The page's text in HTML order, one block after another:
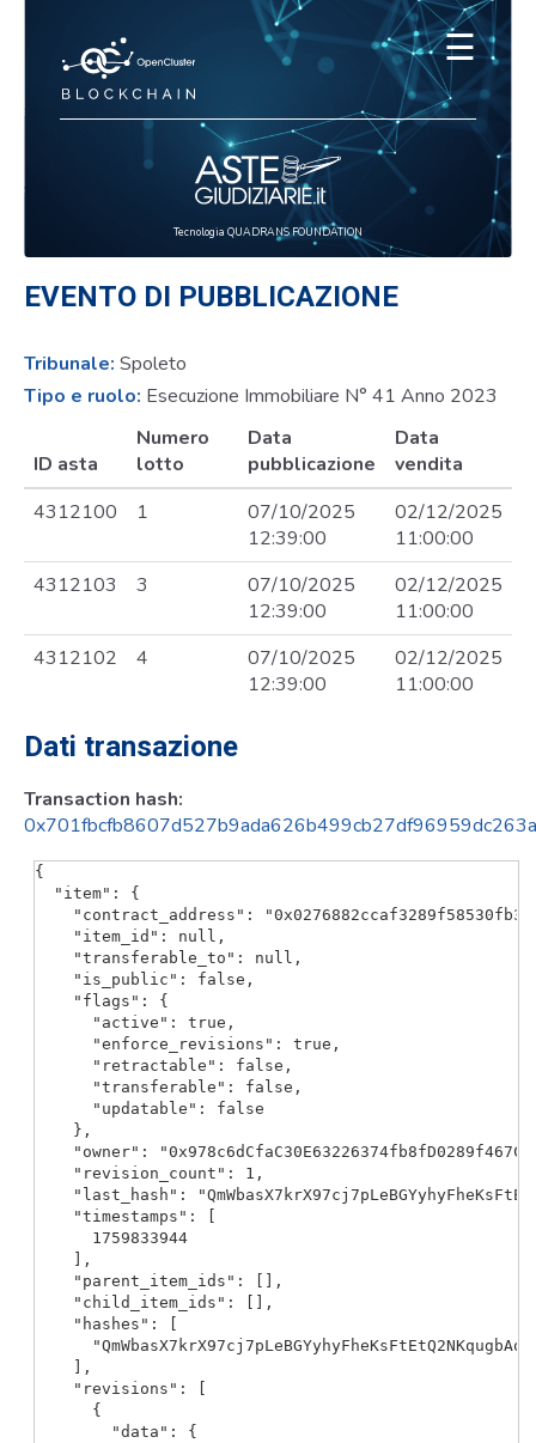
Tecnologia QUADRANS FOUNDATION
☰
EVENTO DI PUBBLICAZIONE
Tribunale: Spoleto
Tipo e ruolo: Esecuzione Immobiliare N° 41 Anno 2023
ID asta
Numero
lotto
Data
pubblicazione
Data
vendita
4312100
1
07/10/2025
12:39:00
02/12/2025
11:00:00
4312103
3
07/10/2025
12:39:00
02/12/2025
11:00:00
4312102
4
07/10/2025
12:39:00
02/12/2025
11:00:00
Dati transazione
Transaction hash:
{
  "item": {
"contract_address":
    "item_id": null,
    "transferable_to": null,
    "is_public": false,
    "flags": {
      "active": true,
      "enforce_revisions": true,
      "retractable": false,
      "transferable": false,
      "updatable": false
    },
"owner":
    "revision_count": 1,
"last_hash":
    "timestamps": [
      1759833944
    ],
    "parent_item_ids": [],
    "child_item_ids": [],
    "hashes": [
    ],
    "revisions": [
      {
        "data": {